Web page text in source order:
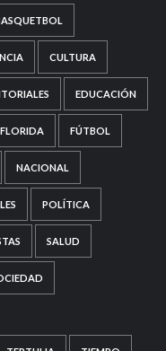
CULTURA
EDUCACIÓN
FLORIDA FÚTBOL
NACIONAL
POLÍTICA
SALUD